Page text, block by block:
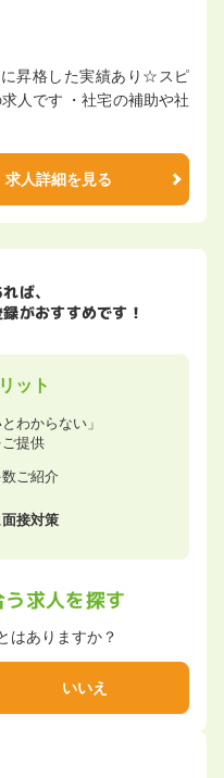
に昇格した実績あり☆スピ
人です ・社宅の補助や社
求人詳細を見る
ば、
がおすすめです！
ット
わからない」
ご提供
数ご紹介
面接対策
う求人を探す
はありますか？
いいえ